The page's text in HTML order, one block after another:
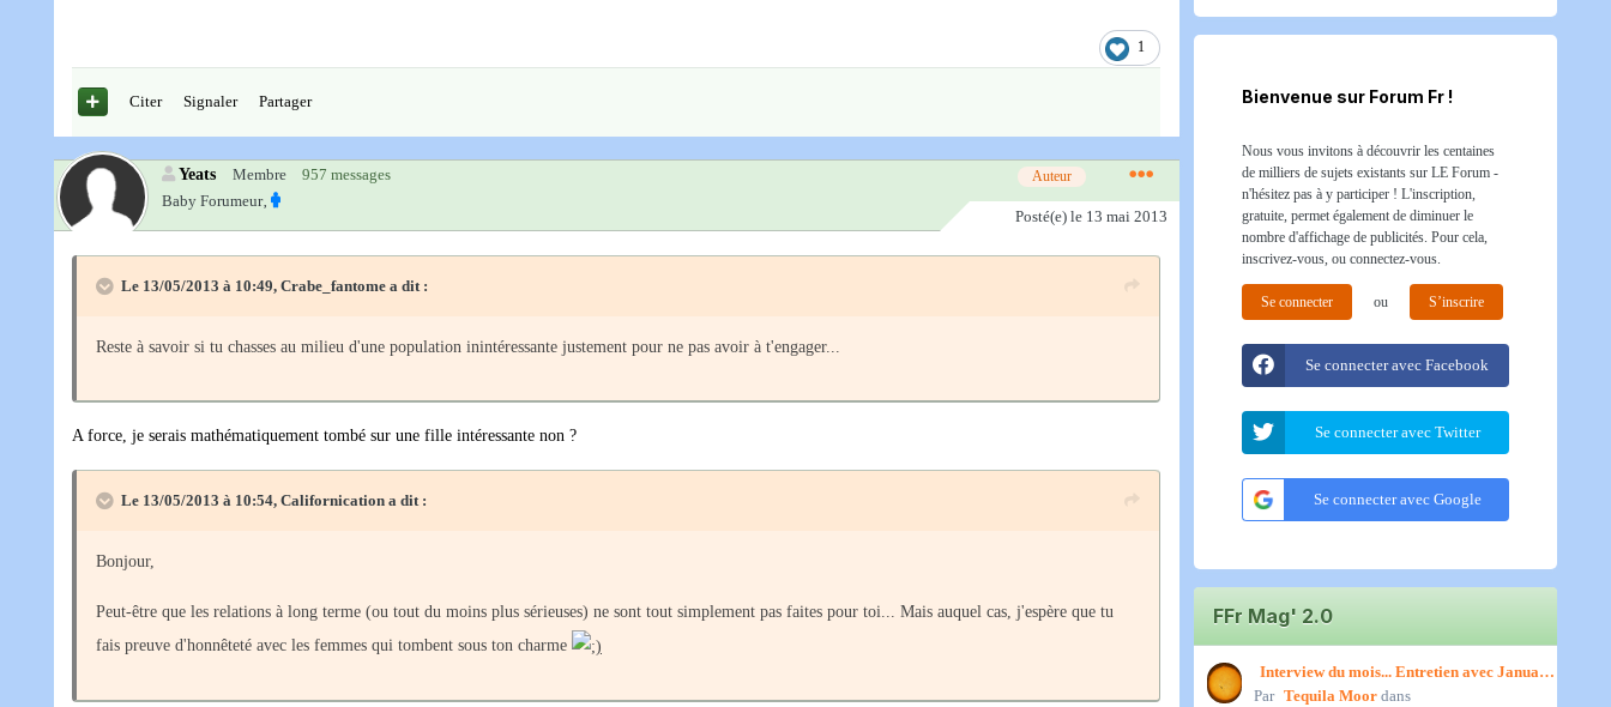
1
Citer Signaler Partager
Yeats Membre 957 messages Auteur
Baby Forumeur‚
Posté(e) le 13 mai 2013
Le 13/05/2013 à 10:49, Crabe_fantome a dit :
Reste à savoir si tu chasses au milieu d'une population inintéressante justement pour ne pas avoir à t'engager...
A force, je serais mathématiquement tombé sur une fille intéressante non ?
Le 13/05/2013 à 10:54, Californication a dit :
Bonjour,
Peut-être que les relations à long terme (ou tout du moins plus sérieuses) ne sont tout simplement pas faites pour toi... Mais auquel cas, j'espère que tu
fais preuve d'honnêteté avec les femmes qui tombent sous ton charme
Bienvenue sur Forum Fr !
Nous vous invitons à découvrir les centaines
de milliers de sujets existants sur LE Forum -
n'hésitez pas à y participer ! L'inscription,
gratuite, permet également de diminuer le
nombre d'affichage de publicités. Pour cela,
inscrivez-vous, ou connectez-vous.
Se connecter ou S’inscrire
Se connecter avec Facebook
Se connecter avec Twitter
Se connecter avec Google
FFr Mag' 2.0
Interview du mois... Entretien avec January,
par Titenath
Par Tequila Moor dans